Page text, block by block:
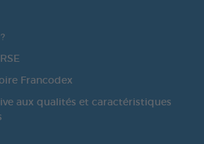
Francodex
aux qualités et caractéristiques